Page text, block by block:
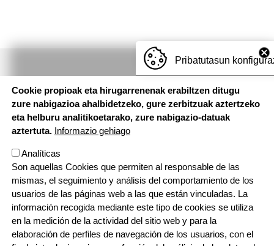
Errotazar bidea, 126 - 20018 Donostia.
943 445 108
zirimola@ikastolak.eus
Contacto Poctefa
Política de cookies
Pribatutasun
Cookie propioak eta hirugarrenenak erabiltzen ditugu
zure nabigazioa ahalbidetzeko, gure zerbitzuak aztertzeko
eta helburu analitikoetarako, zure nabigazio-datuak
aztertuta. Informazio gehiago
Analíticas
Son aquellas Cookies que permiten al responsable de las
mismas, el seguimiento y análisis del comportamiento de los
usuarios de las páginas web a las que están vinculadas. La
información recogida mediante este tipo de cookies se utiliza
en la medición de la actividad del sitio web y para la
elaboración de perfiles de navegación de los usuarios, con el